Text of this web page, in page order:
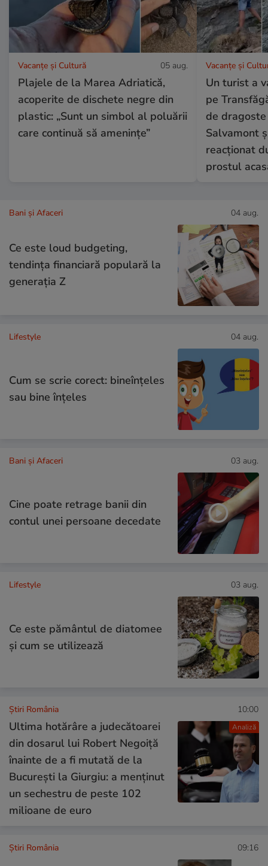
Vacanțe și Cultură 05 aug.
Plajele de la Marea Adriatică,
acoperite de dischete negre din
plastic: „Sunt un simbol al poluării
care continuă să amenințe”
Vacanțe și
Un turist a
pe
de dragoste
Salvamont
reacționat
prostul
Bani și Afaceri 04 aug.
Ce este loud budgeting,
tendința financiară populară la
generația Z
Lifestyle 04 aug.
Cum se scrie corect: bineînțeles
sau bine înțeles
Bani și Afaceri 03 aug.
Cine poate retrage banii din
contul unei persoane decedate
Lifestyle 03 aug.
Ce este pământul de diatomee
și cum se utilizează
Analiză
Știri România 10:00
Ultima hotărâre a judecătoarei
din dosarul lui Robert Negoiță
înainte de a fi mutată de la
București la Giurgiu: a menținut
un sechestru de peste 102
milioane de euro
Știri România 09:16